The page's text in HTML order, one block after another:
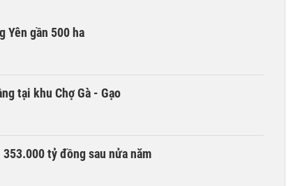
Yên gần 500 ha
tại khu Chợ Gà - Gạo
tỷ đồng sau nửa năm